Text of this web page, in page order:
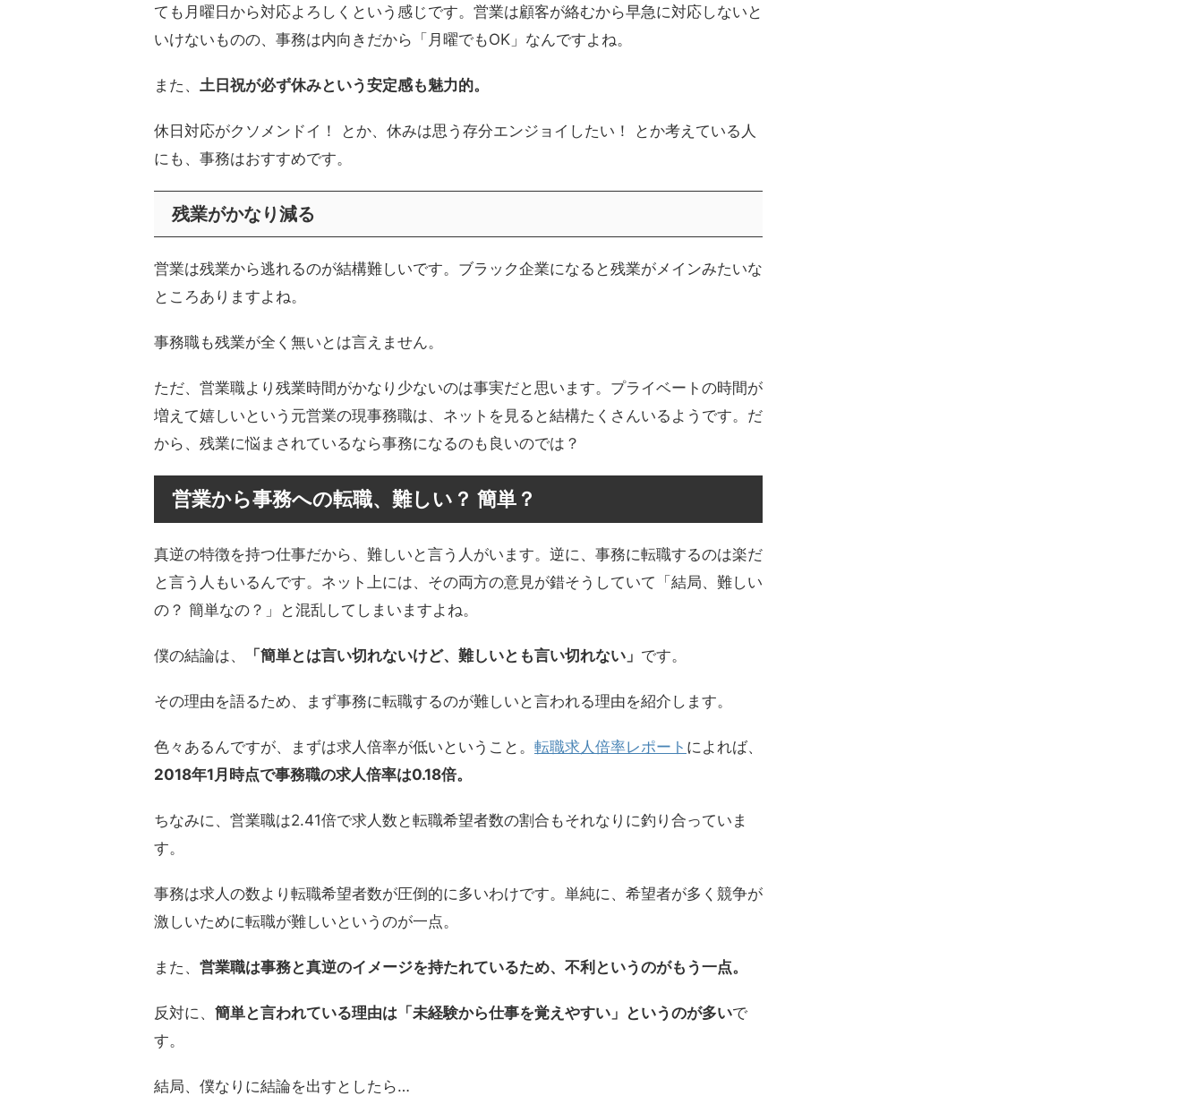
ても月曜日から対応よろしくという感じです。営業は顧客が絡むから早急に対応しないと
いけないものの、事務は内向きだから「月曜でもOK」なんですよね。
また、 土日祝が必ず休みという安定感も魅力的。
休日対応がクソメンドイ！ とか、休みは思う存分エンジョイしたい！ とか考えている人
にも、事務はおすすめです。
残業がかなり減る
営業は残業から逃れるのが結構難しいです。ブラック企業になると残業がメインみたいな
ところありますよね。
事務職も残業が全く無いとは言えません。
ただ、営業職より残業時間がかなり少ないのは事実だと思います。プライベートの時間が
増えて嬉しいという元営業の現事務職は、ネットを見ると結構たくさんいるようです。だ
から、残業に悩まされているなら事務になるのも良いのでは？
営業から事務への転職、難しい？ 簡単？
真逆の特徴を持つ仕事だから、難しいと言う人がいます。逆に、事務に転職するのは楽だ
と言う人もいるんです。ネット上には、その両方の意見が錯そうしていて「結局、難しい
の？ 簡単なの？」と混乱してしまいますよね。
僕の結論は、 「簡単とは言い切れないけど、難しいとも言い切れない」 です。
その理由を語るため、まず事務に転職するのが難しいと言われる理由を紹介します。
色々あるんですが、まずは求人倍率が低いということ。 転職求人倍率レポート によれば、
2018年1月時点で事務職の求人倍率は0.18倍。
ちなみに、営業職は2.41倍で求人数と転職希望者数の割合もそれなりに釣り合っていま
す。
事務は求人の数より転職希望者数が圧倒的に多いわけです。単純に、希望者が多く競争が
激しいために転職が難しいというのが一点。
また、 営業職は事務と真逆のイメージを持たれているため、不利というのがもう一点。
反対に、 簡単と言われている理由は「未経験から仕事を覚えやすい」というのが多いで
す。
結局、僕なりに結論を出すとしたら…